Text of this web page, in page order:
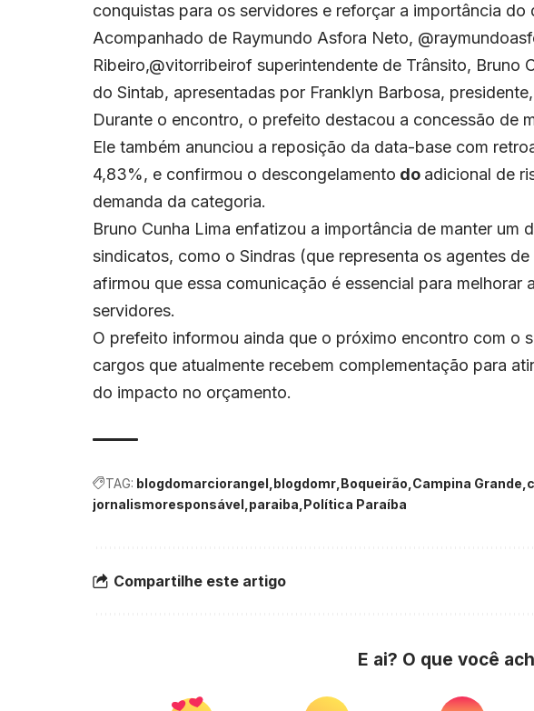
conquistas para os servidores e reforçar a importância do
Acompanhado de Raymundo Asfora Neto,
Ribeiro,@vitorribeirof superintendente de Trânsito, Bruno
do Sintab, apresentadas por Franklyn Barbosa,
Durante o encontro, o prefeito destacou a concessão de
Ele também anunciou a reposição da data-base com
4,83%, e confirmou o descongelamento do adicional de
demanda da categoria.
Bruno Cunha Lima enfatizou a importância de manter um
sindicatos, como o Sindras (que representa os agentes
afirmou que essa comunicação é essencial para
servidores.
O prefeito informou ainda que o próximo encontro com o
cargos que atualmente recebem complementação para
do impacto no orçamento.
TAG: blogdomarciorangel blogdomr Boqueirão Campina Grande
jornalismoresponsável paraiba Política Paraíba
Compartilhe este artigo
E ai? O que você